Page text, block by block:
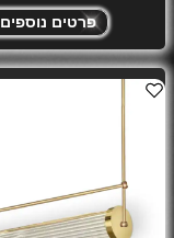
פרטים נוספים